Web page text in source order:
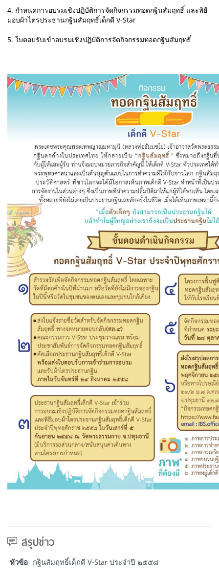
4. กำหนดการอบรมเชิงปฏิบัติการจัดกิจกรรมทอดกฐินสัมฤทธิ์ และพิธี
มอบผ้าไตรประธานกฐินสัมฤทธิ์เด็กดี V-Star
5. ใบตอบรับเข้าอบรมเชิงปฏิบัติการจัดกิจกรรมทอดกฐินสัมฤทธิ์
สรุปข่าว
หัวข้อ กฐินสัมฤทธิ์เด็กดี V-Star ประจำปี ๒๕๕๘